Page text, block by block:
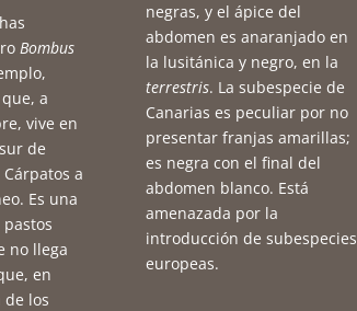
Bombus
que, a
vive en
de
a
Es una
no llega
en
los
negras, y el ápice del
abdomen es anaranjado en
la lusitánica y negro, en la
terrestris. La subespecie de
Canarias es peculiar por no
presentar franjas amarillas;
es negra con el final del
abdomen blanco. Está
amenazada por la
introducción de subespecies
europeas.